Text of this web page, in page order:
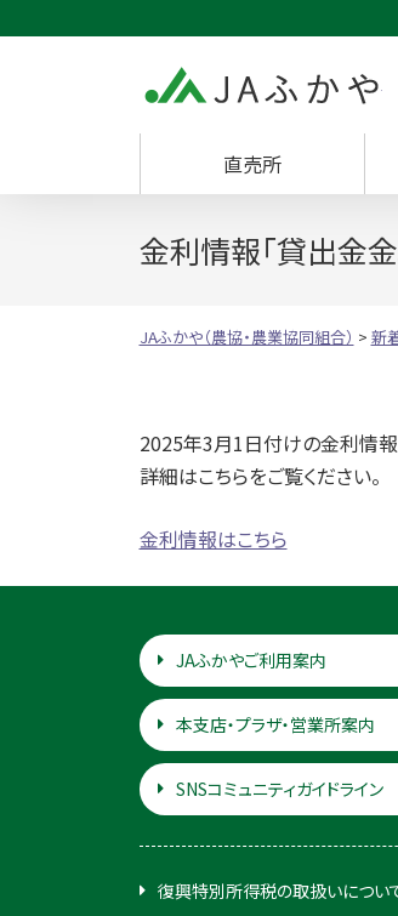
直売所
金利情報「貸出金
JAふかや（農協・農業協同組合） > 新
2025年3月1日付けの金利情報
詳細はこちらをご覧ください。
金利情報はこちら
JAふかやご利用案内
本支店・プラザ・営業所案内
SNSコミュニティガイドライン
復興特別所得税の取扱いについ